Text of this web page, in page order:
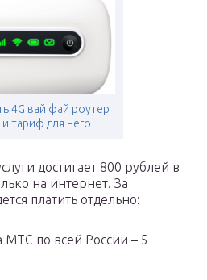
4G вай фай роутер
тариф для него
достигает 800 рублей в
на интернет. За
платить отдельно:
по всей России – 5